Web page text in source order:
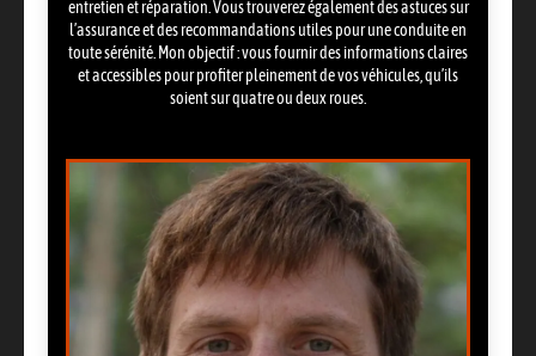
entretien et réparation. Vous trouverez également des astuces sur
l’assurance et des recommandations utiles pour une conduite en
toute sérénité. Mon objectif : vous fournir des informations claires
et accessibles pour profiter pleinement de vos véhicules, qu’ils
soient sur quatre ou deux roues.